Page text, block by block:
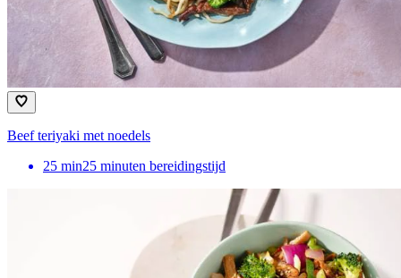
Beef teriyaki met noedels
25 min25 minuten bereidingstijd